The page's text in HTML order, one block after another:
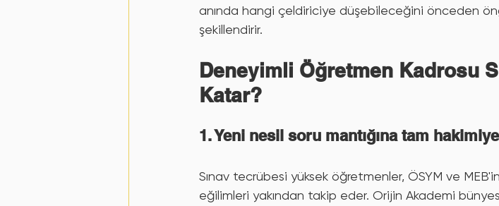
anında hangi çeldiriciye düşebileceğini önceden
şekillendirir.
Deneyimli Öğretmen Kadrosu
Katar?
1. Yeni nesil soru mantığına tam
Sınav tecrübesi yüksek öğretmenler, ÖSYM ve
eğilimleri yakından takip eder. Orijin Akademi